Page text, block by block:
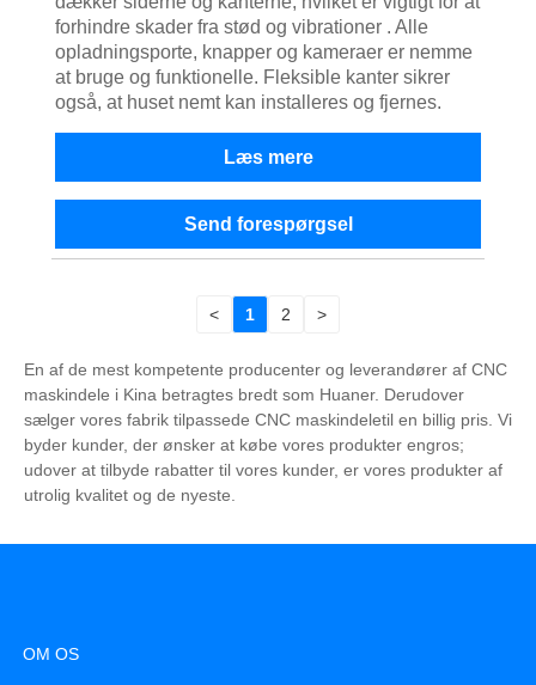
forhindre skader fra stød og vibrationer . Alle
opladningsporte, knapper og kameraer er nemme
at bruge og funktionelle. Fleksible kanter sikrer
også, at huset nemt kan installeres og fjernes.
Læs mere
Send forespørgsel
< 1 2 >
En af de mest kompetente producenter og leverandører af CNC
maskindele i Kina betragtes bredt som Huaner. Derudover
sælger vores fabrik tilpassede CNC maskindeletil en billig pris. Vi
byder kunder, der ønsker at købe vores produkter engros;
udover at tilbyde rabatter til vores kunder, er vores produkter af
utrolig kvalitet og de nyeste.
OM OS